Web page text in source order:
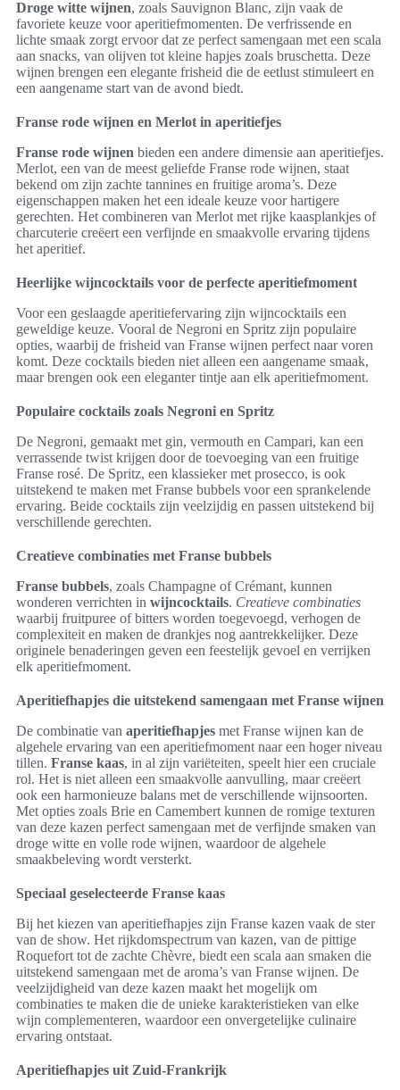
Droge witte wijnen, zoals Sauvignon Blanc, zijn vaak de
favoriete keuze voor aperitiefmomenten. De verfrissende en
lichte smaak zorgt ervoor dat ze perfect samengaan met een scala
aan snacks, van olijven tot kleine hapjes zoals bruschetta. Deze
wijnen brengen een elegante frisheid die de eetlust stimuleert en
een aangename start van de avond biedt.
Franse rode wijnen en Merlot in aperitiefjes
Franse rode wijnen bieden een andere dimensie aan aperitiefjes.
Merlot, een van de meest geliefde Franse rode wijnen, staat
bekend om zijn zachte tannines en fruitige aroma’s. Deze
eigenschappen maken het een ideale keuze voor hartigere
gerechten. Het combineren van Merlot met rijke kaasplankjes of
charcuterie creëert een verfijnde en smaakvolle ervaring tijdens
het aperitief.
Heerlijke wijncocktails voor de perfecte aperitiefmoment
Voor een geslaagde aperitiefervaring zijn wijncocktails een
geweldige keuze. Vooral de Negroni en Spritz zijn populaire
opties, waarbij de frisheid van Franse wijnen perfect naar voren
komt. Deze cocktails bieden niet alleen een aangename smaak,
maar brengen ook een eleganter tintje aan elk aperitiefmoment.
Populaire cocktails zoals Negroni en Spritz
De Negroni, gemaakt met gin, vermouth en Campari, kan een
verrassende twist krijgen door de toevoeging van een fruitige
Franse rosé. De Spritz, een klassieker met prosecco, is ook
uitstekend te maken met Franse bubbels voor een sprankelende
ervaring. Beide cocktails zijn veelzijdig en passen uitstekend bij
verschillende gerechten.
Creatieve combinaties met Franse bubbels
Franse bubbels, zoals Champagne of Crémant, kunnen
wonderen verrichten in wijncocktails. Creatieve combinaties
waarbij fruitpuree of bitters worden toegevoegd, verhogen de
complexiteit en maken de drankjes nog aantrekkelijker. Deze
originele benaderingen geven een feestelijk gevoel en verrijken
elk aperitiefmoment.
Aperitiefhapjes die uitstekend samengaan met Franse wijnen
De combinatie van aperitiefhapjes met Franse wijnen kan de
algehele ervaring van een aperitiefmoment naar een hoger niveau
tillen. Franse kaas, in al zijn variëteiten, speelt hier een cruciale
rol. Het is niet alleen een smaakvolle aanvulling, maar creëert
ook een harmonieuze balans met de verschillende wijnsoorten.
Met opties zoals Brie en Camembert kunnen de romige texturen
van deze kazen perfect samengaan met de verfijnde smaken van
droge witte en volle rode wijnen, waardoor de algehele
smaakbeleving wordt versterkt.
Speciaal geselecteerde Franse kaas
Bij het kiezen van aperitiefhapjes zijn Franse kazen vaak de ster
van de show. Het rijkdomspectrum van kazen, van de pittige
Roquefort tot de zachte Chèvre, biedt een scala aan smaken die
uitstekend samengaan met de aroma’s van Franse wijnen. De
veelzijdigheid van deze kazen maakt het mogelijk om
combinaties te maken die de unieke karakteristieken van elke
wijn complementeren, waardoor een onvergetelijke culinaire
ervaring ontstaat.
Aperitiefhapjes uit Zuid-Frankrijk